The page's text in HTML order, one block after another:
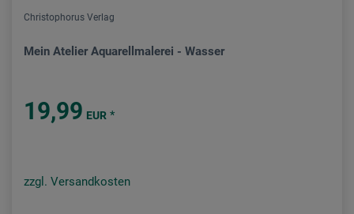
Christophorus Verlag
Mein Atelier Aquarellmalerei - Wasser
19,99 EUR *
zzgl. Versandkosten